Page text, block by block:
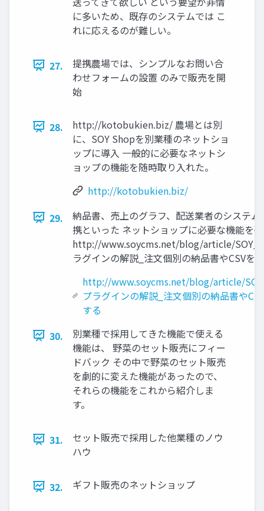
に多いため、既存のシステムでは こ
れに応えるのが難しい。
27.
提携農場では、シンプルなお問い合
わせフォームの設置 のみで販売を開
始
28.
http://kotobukien.biz/ 農場とは別
に、SOY Shopを別業種のネットショ
ップに導入 一般的に必要なネットシ
ョップの機能を随時取り入れた。
http://kotobukien.biz/
29.
納品書、売上のグラフ、配送業者のシステム
携といった ネットショップに必要な機能を
http://www.soycms.net/blog/article/
ラグインの解説_注文個別の納品書やCSVを
http://www.soycms.net/blog/article/
プラグインの解説_注文個別の納品書や
する
30.
別業種で採用してきた機能で使える
機能は、 野菜のセット販売にフィー
ドバック その中で野菜のセット販売
を劇的に変えた機能があったので、
それらの機能をこれから紹介しま
す。
31.
セット販売で採用した他業種のノウ
ハウ
32. ギフト販売のネットショップ